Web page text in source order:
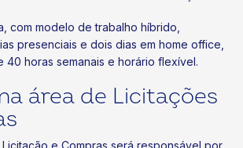
com modelo de trabalho híbrido,
presenciais e dois dias em home office,
40 horas semanais e horário flexível.
área de Licitações